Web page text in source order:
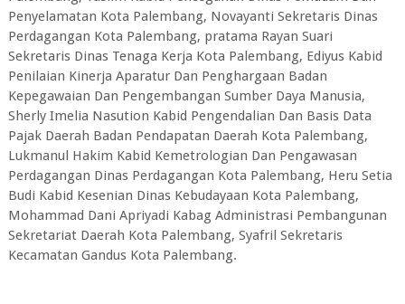
Penyelamatan Kota Palembang, Novayanti Sekretaris Dinas
Perdagangan Kota Palembang, pratama Rayan Suari
Sekretaris Dinas Tenaga Kerja Kota Palembang, Ediyus Kabid
Penilaian Kinerja Aparatur Dan Penghargaan Badan
Kepegawaian Dan Pengembangan Sumber Daya Manusia,
Sherly Imelia Nasution Kabid Pengendalian Dan Basis Data
Pajak Daerah Badan Pendapatan Daerah Kota Palembang,
Lukmanul Hakim Kabid Kemetrologian Dan Pengawasan
Perdagangan Dinas Perdagangan Kota Palembang, Heru Setia
Budi Kabid Kesenian Dinas Kebudayaan Kota Palembang,
Mohammad Dani Apriyadi Kabag Administrasi Pembangunan
Sekretariat Daerah Kota Palembang, Syafril Sekretaris
Kecamatan Gandus Kota Palembang.